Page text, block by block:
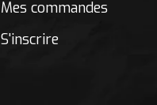
Mes commandes
S'inscrire